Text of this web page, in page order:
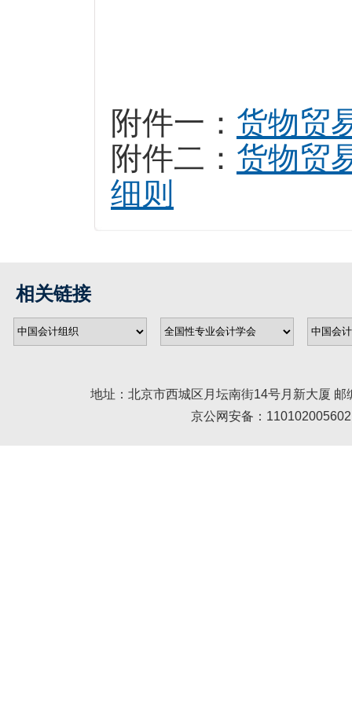
附件一： 货物贸
附件二： 货物贸
细则
相关链接
地址：北京市西城区月坛南街14号月新大厦
京公网安备：